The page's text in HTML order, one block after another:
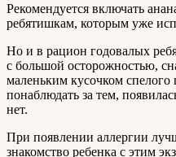
Рекомендуется включать
ребятишкам, которым уже
Но и в рацион годовалых
с большой осторожностью,
маленьким кусочком спелого
понаблюдать за тем,
нет.
При появлении аллергии
знакомство ребенка с этим